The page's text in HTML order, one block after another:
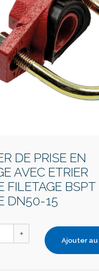
DE PRISE EN
AVEC ETRIER
FILETAGE BSPT
DN50-15
Ajouter au